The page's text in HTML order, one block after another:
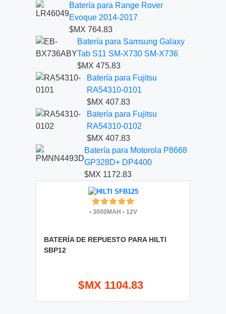
Batería para Range Rover
Evoque 2014-2017
$MX 764.83
Batería para Samsung Galaxy
Tab S11 SM-X730 SM-X736
$MX 475.83
Batería para Fujitsu
RA54310-0101
$MX 407.83
Batería para Fujitsu
RA54310-0102
$MX 407.83
Batería para Motorola P8668
GP328D+ DP4400
$MX 1172.83
•3000MAH •12V
BATERÍA DE REPUESTO PARA HILTI
SBP12
$MX 1104.83